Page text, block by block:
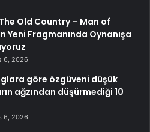
Old Country – Man of
Yeni Fragmanında Oynanışa
6, 2026
göre özgüveni düşük
ağzından düşürmediği 10
6, 2026